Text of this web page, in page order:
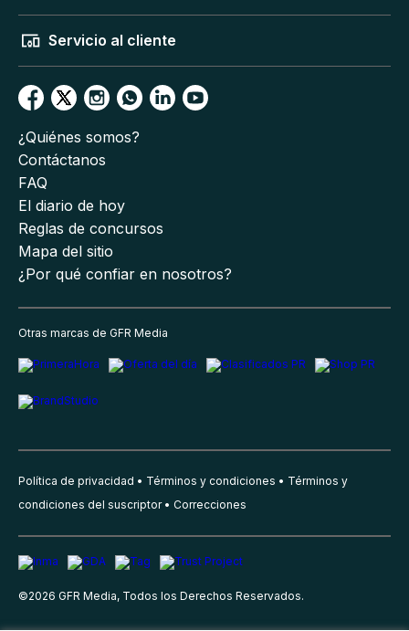
Servicio al cliente
¿Quiénes somos?
Contáctanos
FAQ
El diario de hoy
Reglas de concursos
Mapa del sitio
¿Por qué confiar en nosotros?
Otras marcas de GFR Media
Política de privacidad Términos y condiciones
Términos y
condiciones del suscriptor
Correcciones
©2026 GFR Media, Todos los Derechos Reservados.